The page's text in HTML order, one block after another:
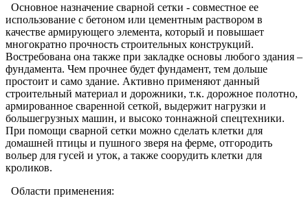
Основное назначение сварной сетки - совместное ее
использование с бетоном или цементным раствором в
качестве армирующего элемента, который и повышает
многократно прочность строительных конструкций.
Востребована она также при закладке основы любого здания –
фундамента. Чем прочнее будет фундамент, тем дольше
простоит и само здание. Активно применяют данный
строительный материал и дорожники, т.к. дорожное полотно,
армированное сваренной сеткой, выдержит нагрузки и
большегрузных машин, и высоко тоннажной спецтехники.
При помощи сварной сетки можно сделать клетки для
домашней птицы и пушного зверя на ферме, отгородить
вольер для гусей и уток, а также соорудить клетки для
кроликов.
Области применения: